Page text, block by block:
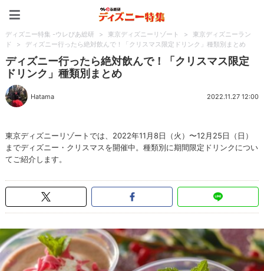
ディズニー特集 -ウレぴあ総研 > 東京ディズニーリゾート >
東京ディズニーラン
ド
> ディズニー行ったら絶対飲んで！「クリスマス限定ドリンク」種類別まとめ
ディズニー行ったら絶対飲んで！「クリスマス限定
ドリンク」種類別まとめ
Hatama 2022.11.27 12:00
東京ディズニーリゾートでは、2022年11月8日（火）〜12月25日（日）
までディズニー・クリスマスを開催中。種類別に期間限定ドリンクについ
てご紹介します。